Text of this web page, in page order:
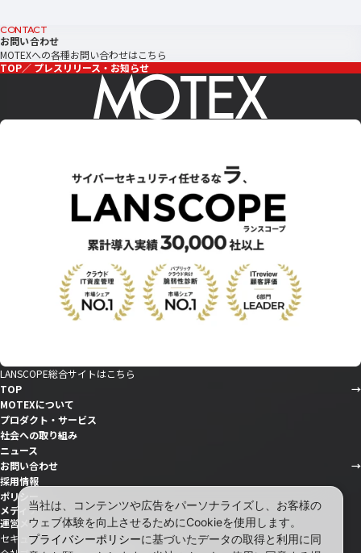
CONTACT
お問い合わせ
MOTEXへの各種お問い合わせはこちら
TOP
プレスリリース・お知らせ
LANSCOPE総合サイトはこちら
TOP
MOTEXについて
プロダクト・サービス
社会への取り組み
ニュース
お問い合わせ
採用情報
ポリシー
メディア
運営メディア
セキュリティ情報サイト「wiz LANCOPE」
当社は、コンテンツや広告をパーソナライズし、お客様の
ウェブ体験を向上させるためにCookieを使用します。
プライバシーポリシーに基づいたデータの取得と利用に同